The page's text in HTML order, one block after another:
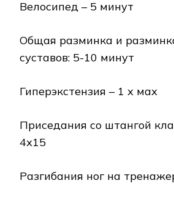
Велосипед – 5 минут
Общая разминка и
суставов: 5-10 минут
Гиперэкстензия – 1 х мах
Приседания со штангой
4х15
Разгибания ног на